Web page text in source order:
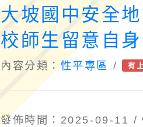
大坡國中安全
校師生留意自
內容分類：性平專區 / 有
發佈時間：2025-09-11 /